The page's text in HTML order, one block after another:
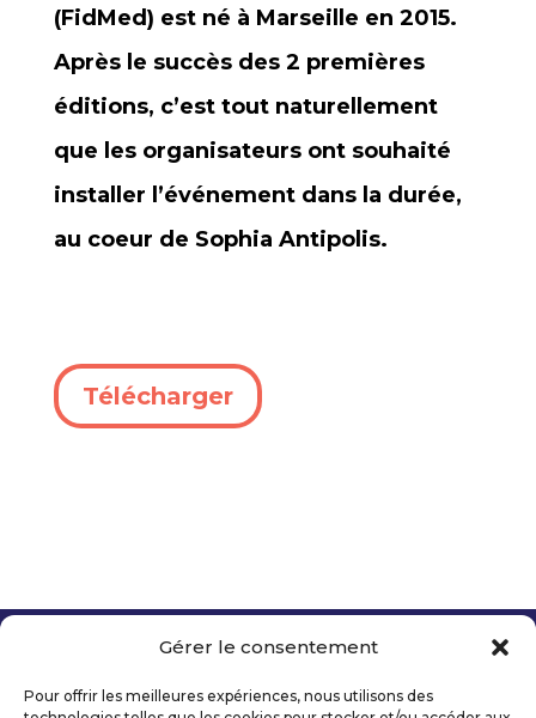
Gérer le consentement
Pour offrir les meilleures expériences, nous utilisons des
(FidMed) est né à Marseille en 2015.
Après le succès des 2 premières
éditions, c’est tout naturellement
que les organisateurs ont souhaité
installer l’événement dans la durée,
au coeur de Sophia Antipolis.
Télécharger
Mentions légales